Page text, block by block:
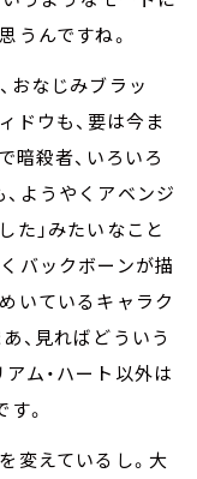
うんですね。
おなじみブラッ
ドウも、要は今ま
暗殺者、いろいろ
ようやくアベンジ
た」みたいなこと
バックボーンが描
いているキャラク
、見ればどういう
ム・ハート以外は
。
変えているし。大